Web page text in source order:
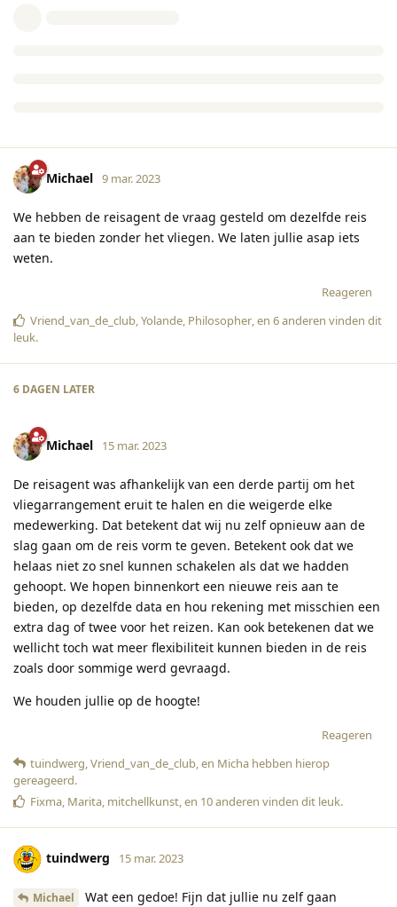
Michael 9 mar. 2023
We hebben de reisagent de vraag gesteld om dezelfde reis
aan te bieden zonder het vliegen. We laten jullie asap iets
weten.
Reageren
Vriend_van_de_club,Yolande, Philosopher, en 6anderen vinden dit
leuk.
6 DAGEN LATER
Michael 15 mar. 2023
De reisagent was afhankelijk van een derde partij om het
vliegarrangement eruit te halen en die weigerde elke
medewerking. Dat betekent dat wij nu zelf opnieuw aan de
slag gaan om de reis vorm te geven. Betekent ook dat we
helaas niet zo snel kunnen schakelen als dat we hadden
gehoopt. We hopen binnenkort een nieuwe reis aan te
bieden, op dezelfde data en hou rekening met misschien een
extra dag of twee voor het reizen. Kan ook betekenen dat we
wellicht toch wat meer flexibiliteit kunnen bieden in de reis
zoals door sommige werd gevraagd.
We houden jullie op de hoogte!
Reageren
tuindwerg,Vriend_van_de_club, en Micha hebben hierop
gereageerd.
Fixma, Marita, mitchellkunst, en 10anderen vinden dit leuk.
tuindwerg 15 mar. 2023
Michael
Wat een gedoe! Fijn dat jullie nu zelf gaan